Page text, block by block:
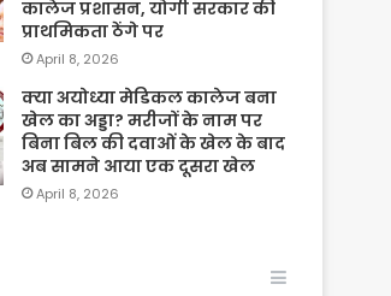
कालेज प्रशासन, योगी सरकार की
प्राथमिकता ठेंगे पर
April 8, 2026
क्या अयोध्या मेडिकल कालेज बना
खेल का अड्डा? मरीजों के नाम पर
बिना बिल की दवाओं के खेल के बाद
अब सामने आया एक दूसरा खेल
April 8, 2026